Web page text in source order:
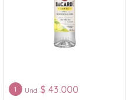
1 Und $ 43.000